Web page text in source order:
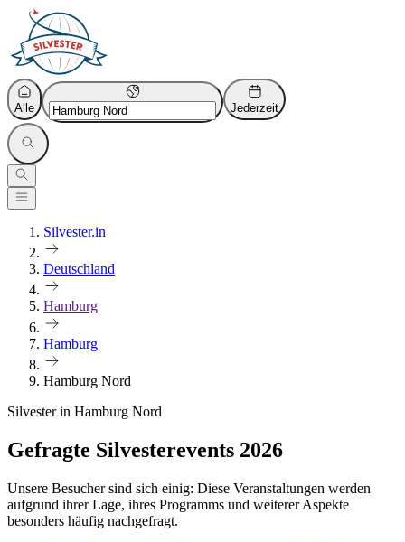
Alle Jederzeit
Silvester.in
Deutschland
Hamburg
Hamburg
Hamburg Nord
Silvester in Hamburg Nord
Gefragte Silvesterevents 2026
Unsere Besucher sind sich einig: Diese Veranstaltungen werden
aufgrund ihrer Lage, ihres Programms und weiterer Aspekte
besonders häufig nachgefragt.